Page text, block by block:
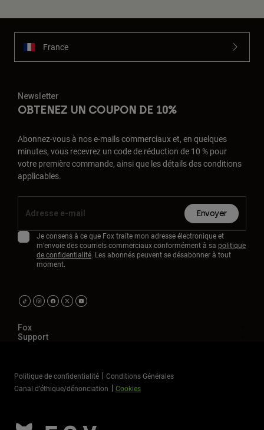
France
Newsletter
OBTENEZ UN COUPON DE 10%
Abonnez-vous à nos e-mails commerciaux et, en quelques
minutes, vous recevrez un code de réduction de 10 % pour
votre première commande, ainsi que les détails des conditions
applicables.
Envoyer
Je consens à ce que Fox traite mon adresse électronique et
m'envoie des courriels commerciaux conformément à sa politique
de confidentialité. Les abonnés peuvent se désabonner à tout
moment.
Fox
Support
Politique de confidentialité
Conditions Générales
Canal d’éthique/dénonciation
Cookies